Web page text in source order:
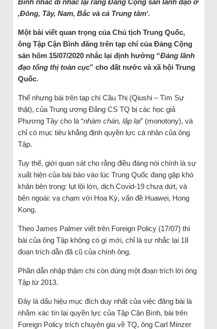
Bình nhắc đi nhắc lại rằng Đảng Cộng sản lãnh đạo ở
‚Đông, Tây, Nam, Bắc và cả Trung tâm‘.
Một bài viết quan trọng của Chủ tịch Trung Quốc,
ông Tập Cận Bình đăng trên tạp chí của Đảng Cộng
sản hôm 15/07/2020 nhắc lại định hướng “Đảng lãnh
đạo tổng thị toàn cục” cho đất nước và xã hội Trung
Quốc.
Thế nhưng bài trên tạp chí Cầu Thị (Qiushi – Tìm Sự
thật), của Trung ương Đảng CS TQ bị các học giả
Phương Tây cho là “nhàm chán, lặp lại” (monotony), và
chỉ có mục tiêu khẳng định quyền lực cá nhân của ông
Tập.
Tuy thế, giới quan sát cho rằng điều đáng nói chính là sự
xuất hiện của bài báo vào lúc Trung Quốc đang gặp khó
khăn bên trong: lụt lội lớn, dịch Covid-19 chưa dứt, và
bên ngoài: va chạm với Hoa Kỳ, vấn đề Huawei, Hong
Kong.
Theo James Palmer viết trên Foreign Policy (17/07) thì
bài của ông Tập không có gì mới, chỉ là sự nhắc lại 18
đoạn trích dẫn đã cũ của chính ông.
Phần dẫn nhập thậm chí còn dùng một đoạn trích lời ông
Tập từ 2013.
Đây là dấu hiệu mục đích duy nhất của việc đăng bài là
nhằm xác tín lại quyền lực của Tập Cận Bình, bài trên
Foreign Policy trích chuyên gia về TQ, ông Carl Minzer